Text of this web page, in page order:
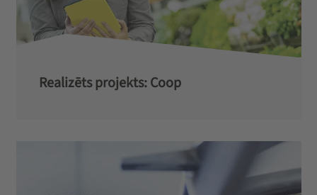
Realizēts projekts: Coop